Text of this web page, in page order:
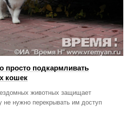
просто подкармливать
кошек
животных защищает
не нужно перекрывать им доступ